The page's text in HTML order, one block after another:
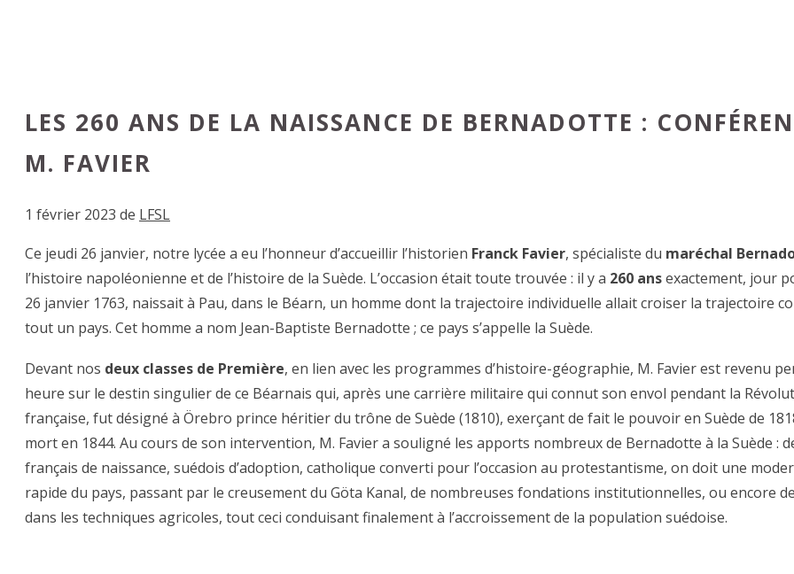
LES 260 ANS DE LA NAISSANCE DE BERNADOTTE :
M. FAVIER
1 février 2023 de LFSL
Ce jeudi 26 janvier, notre lycée a eu l’honneur d’accueillir l’historien Franck Favier, spécialiste du maréchal
l’histoire napoléonienne et de l’histoire de la Suède. L’occasion était toute trouvée : il y a 260 ansexactement, jour
26 janvier 1763, naissait à Pau, dans le Béarn, un homme dont la trajectoire individuelle allait croiser la trajectoire
tout un pays. Cet homme a nom Jean-Baptiste Bernadotte ; ce pays s’appelle la Suède.
Devant nos deux classes de Première, en lien avec les programmes d’histoire-géographie, M. Favier est revenu
heure sur le destin singulier de ce Béarnais qui, après une carrière militaire qui connut son envol pendant la
française, fut désigné à Örebro prince héritier du trône de Suède (1810), exerçant de fait le pouvoir en Suède de
mort en 1844. Au cours de son intervention, M. Favier a souligné les apports nombreux de Bernadotte à la Suède :
français de naissance, suédois d’adoption, catholique converti pour l’occasion au protestantisme, on doit une
rapide du pays, passant par le creusement du Göta Kanal, de nombreuses fondations institutionnelles, ou encore
dans les techniques agricoles, tout ceci conduisant finalement à l’accroissement de la population suédoise.